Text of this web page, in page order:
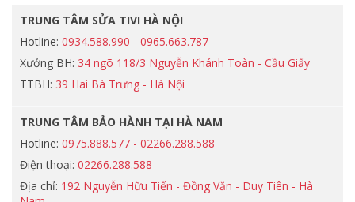
TRUNG TÂM SỬA TIVI HÀ NỘI
Hotline: 0934.588.990 - 0965.663.787
Xưởng BH: 34 ngõ 118/3 Nguyễn Khánh Toàn - Cầu Giấy
TTBH: 39 Hai Bà Trưng - Hà Nội
TRUNG TÂM BẢO HÀNH TẠI HÀ NAM
Hotline: 0975.888.577 - 02266.288.588
Điện thoại: 02266.288.588
Địa chỉ: 192 Nguyễn Hữu Tiến - Đồng Văn - Duy Tiên - Hà